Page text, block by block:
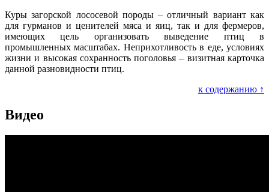
Куры загорской лососевой породы – отличный вариант как
для гурманов и ценителей мяса и яиц, так и для фермеров,
имеющих цель организовать выведение птиц в
промышленных масштабах. Неприхотливость в еде, условиях
жизни и высокая сохранность поголовья – визитная карточка
данной разновидности птиц.
к содержанию ↑
Видео